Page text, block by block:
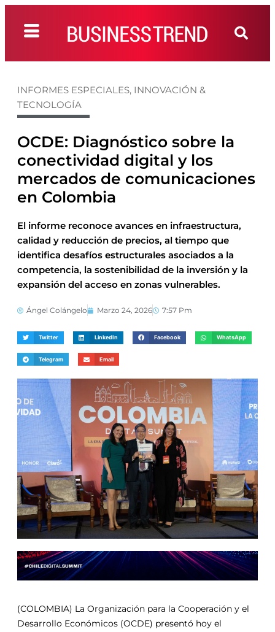
INFORMES ESPECIALES, INNOVACIÓN &
TECNOLOGÍA
OCDE: Diagnóstico sobre la
conectividad digital y los
mercados de comunicaciones
en Colombia
El informe reconoce avances en infraestructura,
calidad y reducción de precios, al tiempo que
identifica desafíos estructurales asociados a la
competencia, la sostenibilidad de la inversión y la
expansión del acceso en zonas vulnerables.
Ángel Colángelo Marzo 24, 2026 7:57 Pm
Twitter LinkedIn Facebook WhatsApp
Telegram Email
(COLOMBIA) La Organización para la Cooperación y el
Desarrollo Económicos (OCDE) presentó hoy el